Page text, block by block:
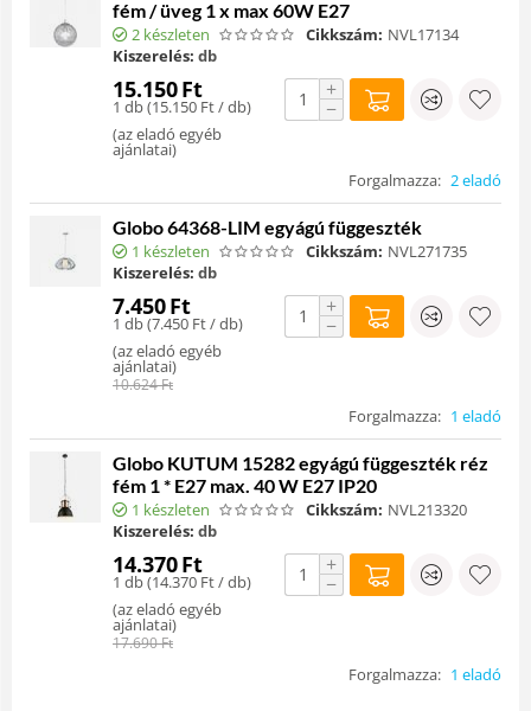
fém / üveg 1 x max 60W E27
2 készleten Cikkszám: NVL17134
Kiszerelés: db
15.150Ft
1 db (15.150 Ft/ db)
(az eladó egyéb
ajánlatai)
+
−
Forgalmazza: 2 eladó
Globo 64368-LIM egyágú függeszték
1 készleten Cikkszám: NVL271735
Kiszerelés: db
7.450Ft
1 db (7.450 Ft/ db)
(az eladó egyéb
ajánlatai)
10.624Ft
+
−
Forgalmazza: 1 eladó
Globo KUTUM 15282 egyágú függeszték réz
fém 1 * E27 max. 40 W E27 IP20
1 készleten Cikkszám: NVL213320
Kiszerelés: db
14.370Ft
1 db (14.370 Ft/ db)
(az eladó egyéb
ajánlatai)
17.690Ft
+
−
Forgalmazza: 1 eladó